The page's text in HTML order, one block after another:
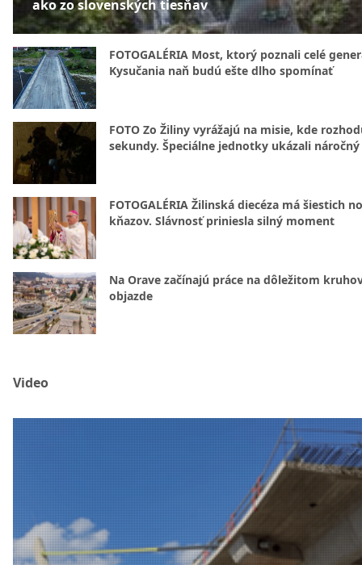
ako zo slovenských tiesňav
FOTOGALÉRIA Most, ktorý poznali celé
Kysučania naň budú ešte dlho spomínať
FOTO Zo Žiliny vyrážajú na misie, kde
sekundy. Špeciálne jednotky ukázali
FOTOGALÉRIA Žilinská diecéza má šiestich
kňazov. Slávnosť priniesla silný moment
Na Orave začínajú práce na dôležitom
objazde
Video